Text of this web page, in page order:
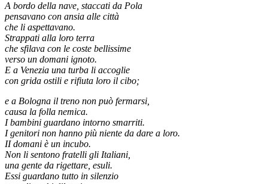
A bordo della nave, staccati da Pola
pensavano con ansia alle città
che li aspettavano.
Strappati alla loro terra
che sfilava con le coste bellissime
verso un domani ignoto.
E a Venezia una turba li accoglie
con grida ostili e rifiuta loro il cibo;
e a Bologna il treno non può fermarsi,
causa la folla nemica.
I bambini guardano intorno smarriti.
I genitori non hanno più niente da dare a loro.
II domani è un incubo.
Non li sentono fratelli gli Italiani,
una gente da rigettare, esuli.
Essi guardano tutto in silenzio